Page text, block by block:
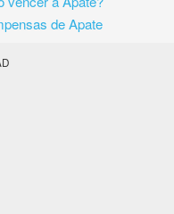
de Apate